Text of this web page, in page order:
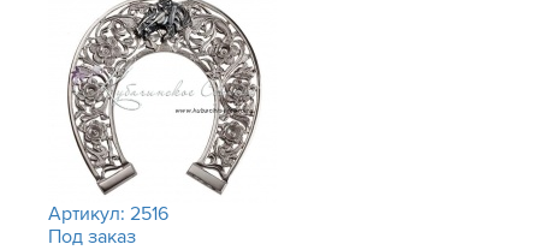
Артикул: 2516
Под заказ